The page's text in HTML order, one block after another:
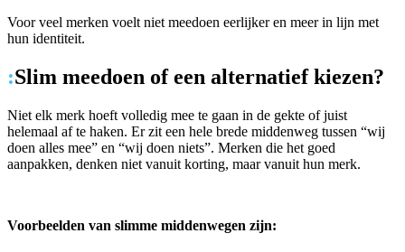
Voor veel merken voelt niet meedoen eerlijker en meer in lijn met
hun identiteit.
:Slim meedoen of een alternatief kiezen?
Niet elk merk hoeft volledig mee te gaan in de gekte of juist
helemaal af te haken. Er zit een hele brede middenweg tussen “wij
doen alles mee” en “wij doen niets”. Merken die het goed
aanpakken, denken niet vanuit korting, maar vanuit hun merk.
Voorbeelden van slimme middenwegen zijn: